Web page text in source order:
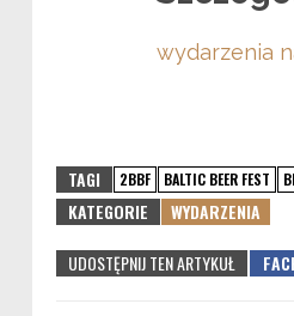
wydarzenia
TAGI 2BBF BALTIC BEER FEST
KATEGORIE WYDARZENIA
UDOSTĘPNIJ TEN ARTYKUŁ